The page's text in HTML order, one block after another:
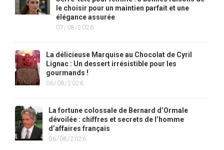
le choisir pour un maintien parfait et une
élégance assurée
07/08/2026
La délicieuse Marquise au Chocolat de Cyril
Lignac : Un dessert irrésistible pour les
gourmands !
06/08/2026
La fortune colossale de Bernard d’Ormale
dévoilée : chiffres et secrets de l’homme
d’affaires français
06/08/2026